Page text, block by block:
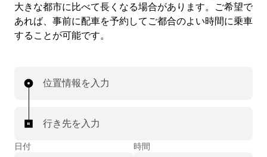
大きな都市に比べて長くなる場合があります。ご希望で
あれば、事前に配車を予約してご都合のよい時間に乗車
することが可能です。
位置情報を入力
行き先を入力
日付 時間